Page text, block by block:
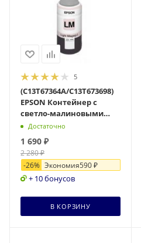
5
(C13T67364A/C13T673698)
EPSON Контейнер с
светло-малиновыми
чернилами для L800 (70
Достаточно
1 690 ₽
2 280₽
-26% Экономия590₽
+ 10 бонусов
В КОРЗИНУ